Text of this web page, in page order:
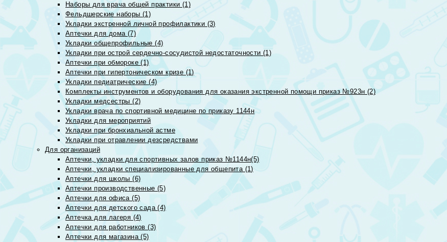
Наборы для врача общей практики (1)
Фельдшерские наборы (1)
Укладки экстренной личной профилактики (3)
Аптечки для дома (7)
Укладки общепрофильные (4)
Укладки при острой сердечно-сосудистой недостаточности (1)
Аптечки при обмороке (1)
Аптечки при гипертоническом кризе (1)
Укладки педиатрические (4)
Комплекты инструментов и оборудования для оказания экстренной помощи приказ №923н (2)
Укладки медсестры (2)
Укладки врача по спортивной медицине по приказу 1144н
Укладки для мероприятий
Укладки при бронхиальной астме
Укладки при отравлении дезсредствами
Для организаций
Аптечки, укладки для спортивных залов приказ №1144н(5)
Аптечки, укладки специализированные для общепита (1)
Аптечки для школы (6)
Аптечки производственные (5)
Аптечки для офиса (5)
Аптечки для детского сада (4)
Аптечка для лагеря (4)
Аптечки для работников (3)
Аптечки для магазина (5)